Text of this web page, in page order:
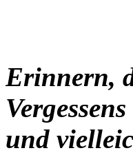
Erinnern,
Vergessens
und